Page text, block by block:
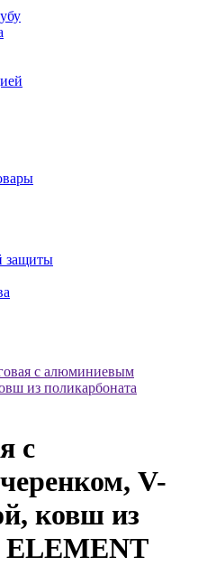
защиты
с алюминиевым
из поликарбоната
с
V-
ковш из
ELEMENT